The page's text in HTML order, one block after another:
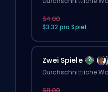
$4.00
$3.32 pro Spiel
Zwei Spiele
Durchschnittliche
$8.00